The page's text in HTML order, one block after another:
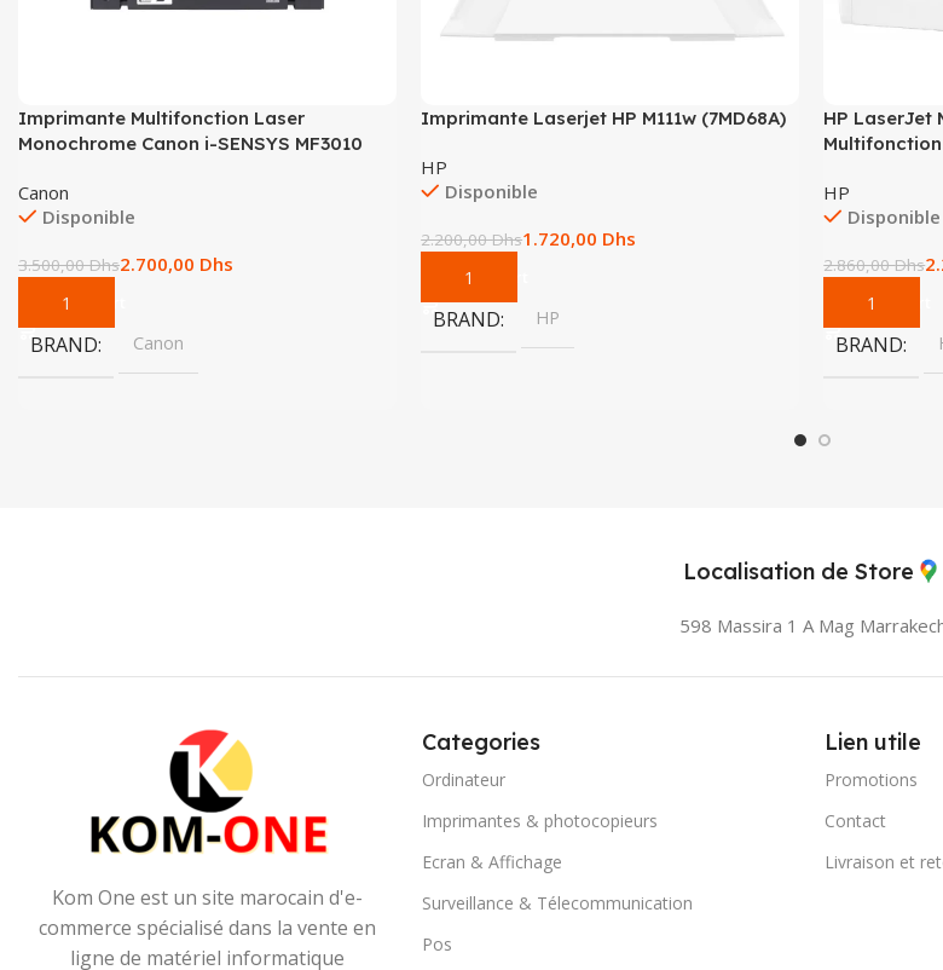
Imprimante Multifonction Laser
Monochrome Canon i-SENSYS MF3010
Canon
Disponible
3.500,00Dhs2.700,00 Dhs
Add To Cart
BRAND Canon
Imprimante Laserjet HP M111w (7MD68A)
HP
Disponible
2.200,00Dhs1.720,00 Dhs
Add To Cart
BRAND HP
HP LaserJet
Multifonction
HP
Disponible
2.860,00Dhs
Add To Cart
BRAND
Localisation de Store
598 Massira 1 A Mag
Kom One est un site marocain d'e-
commerce spécialisé dans la vente en
ligne de matériel informatique
Categories
Ordinateur
Imprimantes & photocopieurs
Ecran & Affichage
Surveillance & Télecommunication
Pos
Lien utile
Promotions
Contact
Livraison et